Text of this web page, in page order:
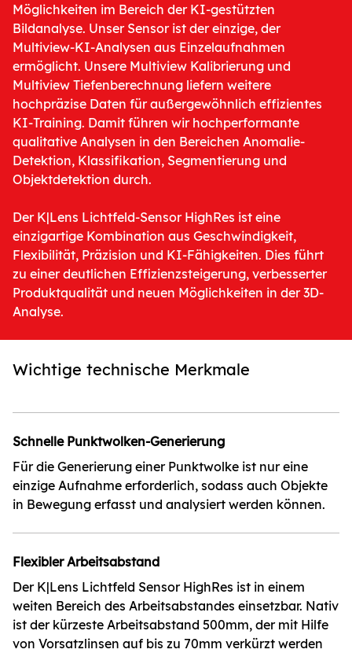
Möglichkeiten im Bereich der KI-gestützten
Bildanalyse. Unser Sensor ist der einzige, der
Multiview-KI-Analysen aus Einzelaufnahmen
ermöglicht. Unsere Multiview Kalibrierung und
Multiview Tiefenberechnung liefern weitere
hochpräzise Daten für außergewöhnlich effizientes
KI-Training. Damit führen wir hochperformante
qualitative Analysen in den Bereichen Anomalie-
Detektion, Klassifikation, Segmentierung und
Objektdetektion durch.
Der K|Lens Lichtfeld-Sensor HighRes ist eine
einzigartige Kombination aus Geschwindigkeit,
Flexibilität, Präzision und KI-Fähigkeiten. Dies führt
zu einer deutlichen Effizienzsteigerung, verbesserter
Produktqualität und neuen Möglichkeiten in der 3D-
Analyse.
Wichtige technische Merkmale
Schnelle Punktwolken-Generierung
Für die Generierung einer Punktwolke ist nur eine
einzige Aufnahme erforderlich, sodass auch Objekte
in Bewegung erfasst und analysiert werden können.
Flexibler Arbeitsabstand
Der K|Lens Lichtfeld Sensor HighRes ist in einem
weiten Bereich des Arbeitsabstandes einsetzbar. Nativ
ist der kürzeste Arbeitsabstand 500mm, der mit Hilfe
von Vorsatzlinsen auf bis zu 70mm verkürzt werden